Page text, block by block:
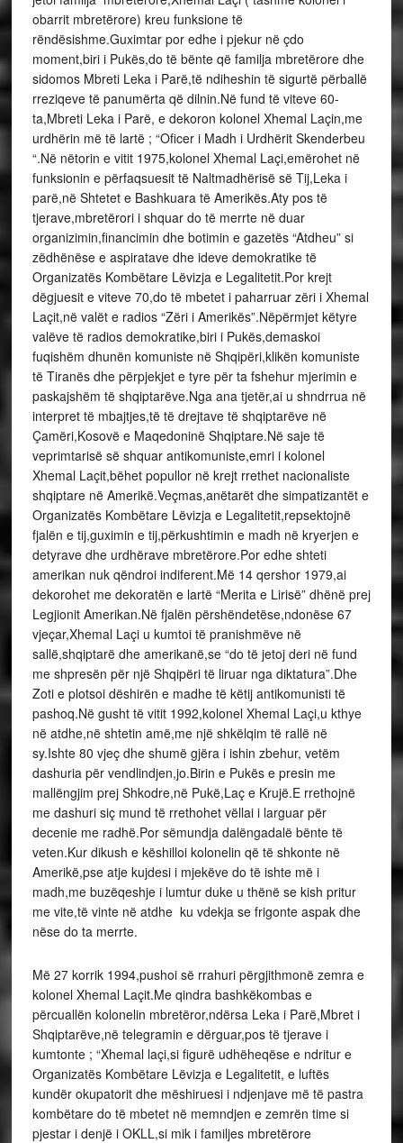
obarrit mbretërore) kreu funksione të
rëndësishme.Guximtar por edhe i pjekur në çdo
moment,biri i Pukës,do të bënte që familja mbretërore dhe
sidomos Mbreti Leka i Parë,të ndiheshin të sigurtë përballë
rreziqeve të panumërta që dilnin.Në fund të viteve 60-
ta,Mbreti Leka i Parë, e dekoron kolonel Xhemal Laçin,me
urdhërin më të lartë ; “Oficer i Madh i Urdhërit Skenderbeu
“.Në nëtorin e vitit 1975,kolonel Xhemal Laçi,emërohet në
funksionin e përfaqsuesit të Naltmadhërisë së Tij,Leka i
parë,në Shtetet e Bashkuara të Amerikës.Aty pos të
tjerave,mbretërori i shquar do të merrte në duar
organizimin,financimin dhe botimin e gazetës “Atdheu” si
zëdhënëse e aspiratave dhe ideve demokratike të
Organizatës Kombëtare Lëvizja e Legalitetit.Por krejt
dëgjuesit e viteve 70,do të mbetet i paharruar zëri i Xhemal
Laçit,në valët e radios “Zëri i Amerikës”.Nëpërmjet këtyre
valëve të radios demokratike,biri i Pukës,demaskoi
fuqishëm dhunën komuniste në Shqipëri,klikën komuniste
të Tiranës dhe përpjekjet e tyre për ta fshehur mjerimin e
paskajshëm të shqiptarëve.Nga ana tjetër,ai u shndrrua në
interpret të mbajtjes,të të drejtave të shqiptarëve në
Çamëri,Kosovë e Maqedoninë Shqiptare.Në saje të
veprimtarisë së shquar antikomuniste,emri i kolonel
Xhemal Laçit,bëhet popullor në krejt rrethet nacionaliste
shqiptare në Amerikë.Veçmas,anëtarët dhe simpatizantët e
Organizatës Kombëtare Lëvizja e Legalitetit,repsektojnë
fjalën e tij,guximin e tij,përkushtimin e madh në kryerjen e
detyrave dhe urdhërave mbretërore.Por edhe shteti
amerikan nuk qëndroi indiferent.Më 14 qershor 1979,ai
dekorohet me dekoratën e lartë “Merita e Lirisë” dhënë prej
Legjionit Amerikan.Në fjalën përshëndetëse,ndonëse 67
vjeçar,Xhemal Laçi u kumtoi të pranishmëve në
sallë,shqiptarë dhe amerikanë,se “do të jetoj deri në fund
me shpresën për një Shqipëri të liruar nga diktatura”.Dhe
Zoti e plotsoi dëshirën e madhe të këtij antikomunisti të
pashoq.Në gusht të vitit 1992,kolonel Xhemal Laçi,u kthye
në atdhe,në shtetin amë,me një shkëlqim të rallë në
sy.Ishte 80 vjeç dhe shumë gjëra i ishin zbehur, vetëm
dashuria për vendlindjen,jo.Birin e Pukës e presin me
mallëngjim prej Shkodre,në Pukë,Laç e Krujë.E rrethojnë
me dashuri siç mund të rrethohet vëllai i larguar për
decenie me radhë.Por sëmundja dalëngadalë bënte të
veten.Kur dikush e këshilloi kolonelin që të shkonte në
Amerikë,pse atje kujdesi i mjekëve do të ishte më i
madh,me buzëqeshje i lumtur duke u thënë se kish pritur
me vite,të vinte në atdhe ku vdekja se frigonte aspak dhe
nëse do ta merrte.
Më 27 korrik 1994,pushoi së rrahuri përgjithmonë zemra e
kolonel Xhemal Laçit.Me qindra bashkëkombas e
përcuallën kolonelin mbretëror,ndërsa Leka i Parë,Mbret i
Shqiptarëve,në telegramin e dërguar,pos të tjerave i
kumtonte ; “Xhemal laçi,si figurë udhëheqëse e ndritur e
Organizatës Kombëtare Lëvizja e Legalitetit, e luftës
kundër okupatorit dhe mëshiruesi i ndjenjave më të pastra
kombëtare do të mbetet në memndjen e zemrën time si
pjestar i denjë i OKLL,si mik i familjes mbretërore